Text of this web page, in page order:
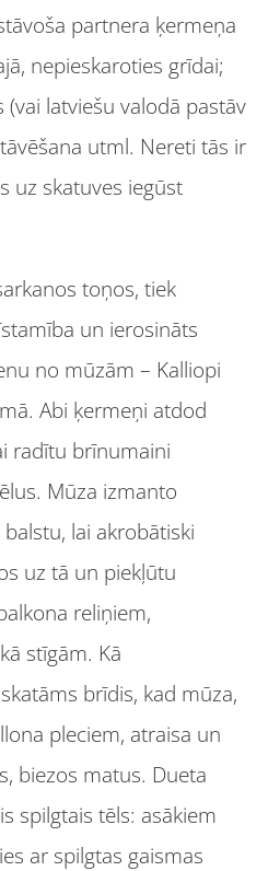
partnera ķermeņa
nepieskaroties grīdai;
(vai latviešu valodā pastāv
utml. Nereti tās ir
uz skatuves iegūst
toņos, tiek
un ierosināts
no mūzām – Kalliopi
Abi ķermeņi atdod
radītu brīnumaini
Mūza izmanto
lai akrobātiski
uz tā un piekļūtu
reliņiem,
stīgām. Kā
brīdis, kad mūza,
pleciem, atraisa un
biezos matus. Dueta
spilgtais tēls: asākiem
ar spilgtas gaismas